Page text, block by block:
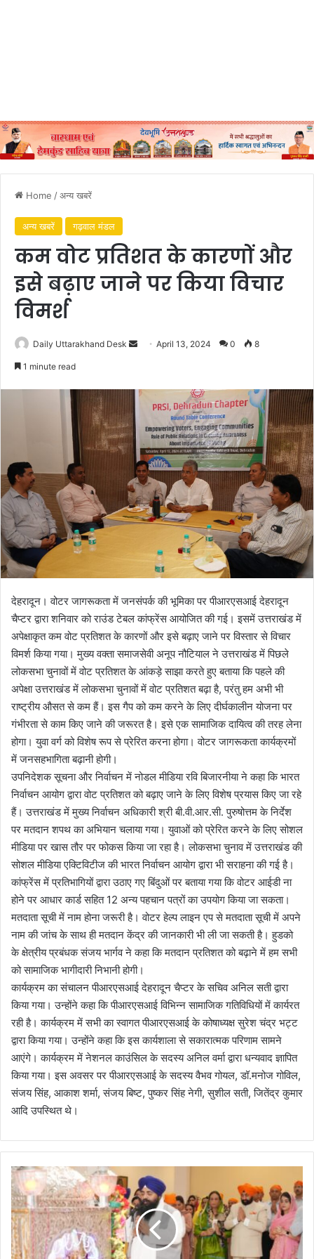
Home /अन्य खबरें
अन्य खबरें गढ़वाल मंडल
कम वोट प्रतिशत के कारणों और
इसे बढ़ाए जाने पर किया विचार
विमर्श
Daily Uttarakhand Desk
d
e
m
a
i
l
April 13, 2024 0 8
1 minute read
देहरादून। वोटर जागरूकता में जनसंपर्क की भूमिका पर पीआरएसआई देहरादून
चैप्टर द्वारा शनिवार को राउंड टेबल कांफ्रेंस आयोजित की गई। इसमें उत्तराखंड में
अपेक्षाकृत कम वोट प्रतिशत के कारणों और इसे बढ़ाए जाने पर विस्तार से विचार
विमर्श किया गया। मुख्य वक्ता समाजसेवी अनूप नौटियाल ने उत्तराखंड में पिछले
लोकसभा चुनावों में वोट प्रतिशत के आंकड़े साझा करते हुए बताया कि पहले की
अपेक्षा उत्तराखंड में लोकसभा चुनावों में वोट प्रतिशत बढ़ा है, परंतु हम अभी भी
राष्ट्रीय औसत से कम हैं। इस गैप को कम करने के लिए दीर्घकालीन योजना पर
गंभीरता से काम किए जाने की जरूरत है। इसे एक सामाजिक दायित्व की तरह लेना
होगा। युवा वर्ग को विशेष रूप से प्रेरित करना होगा। वोटर जागरूकता कार्यक्रमों
में जनसहभागिता बढ़ानी होगी।
उपनिदेशक सूचना और निर्वाचन में नोडल मीडिया रवि बिजारनीया ने कहा कि भारत
निर्वाचन आयोग द्वारा वोट प्रतिशत को बढ़ाए जाने के लिए विशेष प्रयास किए जा रहे
हैं। उत्तराखंड में मुख्य निर्वाचन अधिकारी श्री बी.वी.आर.सी. पुरुषोत्तम के निर्देश
पर मतदान शपथ का अभियान चलाया गया। युवाओं को प्रेरित करने के लिए सोशल
मीडिया पर खास तौर पर फोकस किया जा रहा है। लोकसभा चुनाव में उत्तराखंड की
सोशल मीडिया एक्टिविटीज की भारत निर्वाचन आयोग द्वारा भी सराहना की गई है।
कांफ्रेंस में प्रतिभागियों द्वारा उठाए गए बिंदुओं पर बताया गया कि वोटर आईडी ना
होने पर आधार कार्ड सहित 12 अन्य पहचान पत्रों का उपयोग किया जा सकता।
मतदाता सूची में नाम होना जरूरी है। वोटर हेल्प लाइन एप से मतदाता सूची में अपने
नाम की जांच के साथ ही मतदान केंद्र की जानकारी भी ली जा सकती है। हुडको
के क्षेत्रीय प्रबंधक संजय भार्गव ने कहा कि मतदान प्रतिशत को बढ़ाने में हम सभी
को सामाजिक भागीदारी निभानी होगी।
कार्यक्रम का संचालन पीआरएसआई देहरादून चैप्टर के सचिव अनिल सती द्वारा
किया गया। उन्होंने कहा कि पीआरएसआई विभिन्न सामाजिक गतिविधियों में कार्यरत
रही है। कार्यक्रम में सभी का स्वागत पीआरएसआई के कोषाध्यक्ष सुरेश चंद्र भट्ट
द्वारा किया गया। उन्होंने कहा कि इस कार्यशाला से सकारात्मक परिणाम सामने
आएंगे। कार्यक्रम में नेशनल काउंसिल के सदस्य अनिल वर्मा द्वारा धन्यवाद ज्ञापित
किया गया। इस अवसर पर पीआरएसआई के सदस्य वैभव गोयल, डॉ.मनोज गोविल,
संजय सिंह, आकाश शर्मा, संजय बिष्ट, पुष्कर सिंह नेगी, सुशील सती, जितेंद्र कुमार
आदि उपस्थित थे।
बै
सा
खी
प
र
रा